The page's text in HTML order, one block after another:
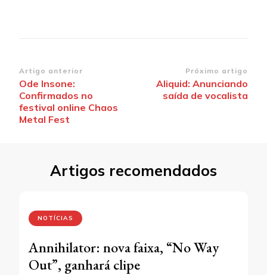
Navegação
de
post
Artigo anterior
Ode Insone:
Confirmados no
festival online Chaos
Metal Fest
Próximo artigo
Aliquid: Anunciando
saída de vocalista
Artigos recomendados
NOTÍCIAS
Annihilator: nova faixa, “No Way
Out”, ganhará clipe